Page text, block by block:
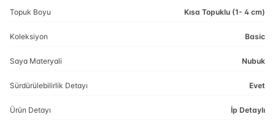
Topuk Boyu Kısa Topuklu (1- 4 cm)
Koleksiyon Basic
Saya Materyali Nubuk
Sürdürülebilirlik Detayı Evet
Ürün Detayı İp Detaylı